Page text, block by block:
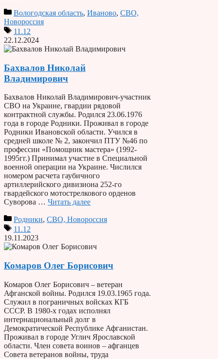
Вологодская область, Иваново, СВО,
Новороссия
11.12
22.12.2024
Бахвалов Николай
Владимирович
Бахвалов Николай Владимирович-участник
СВО на Украине, гвардии рядовой
контрактной службы. Родился 23.06.1976
года в городе Родники. Проживал в городе
Родники Ивановской области. Учился в
средней школе № 2, закончил ПТУ №46 по
профессии «Помощник мастера» (1992-
1995гг.) Принимал участие в Специальной
военной операции на Украине. Числился
номером расчета гаубичного
артиллерийского дивизиона 252-го
гвардейского мотострелкового орденов
Суворова … Читать далее
Родники, СВО, Новороссия
11.12
19.11.2023
Комаров Олег Борисович
Комаров Олег Борисович – ветеран
Афганской войны. Родился 19.03.1965 года.
Служил в пограничных войсках КГБ
СССР. В 1980-х годах исполнял
интернациональный долг в
Демократической Республике Афганистан.
Проживал в городе Углич Ярославской
области. Член совета воинов – афганцев
Совета ветеранов войны, труда